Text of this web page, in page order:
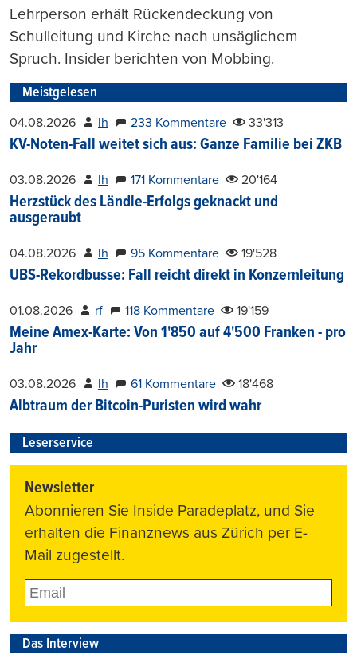
Lehrperson erhält Rückendeckung von
Schulleitung und Kirche nach unsäglichem
Spruch. Insider berichten von Mobbing.
Meistgelesen
04.08.2026 lh 233 Kommentare 33'313
KV-Noten-Fall weitet sich aus: Ganze Familie bei ZKB
03.08.2026 lh 171 Kommentare 20'164
Herzstück des Ländle-Erfolgs geknackt und
ausgeraubt
04.08.2026 lh 95 Kommentare 19'528
UBS-Rekordbusse: Fall reicht direkt in Konzernleitung
01.08.2026 rf 118 Kommentare 19'159
Meine Amex-Karte: Von 1'850 auf 4'500 Franken - pro
Jahr
03.08.2026 lh 61 Kommentare 18'468
Albtraum der Bitcoin-Puristen wird wahr
Leserservice
Newsletter
Abonnieren Sie Inside Paradeplatz, und Sie
erhalten die Finanznews aus Zürich per E-
Mail zugestellt.
Das Interview